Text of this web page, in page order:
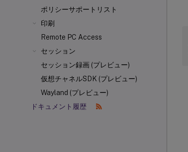
ポリシーサポートリスト
印刷
Remote PC Access
セッション
セッション録画 (プレビュー)
仮想チャネルSDK (プレビュー)
Wayland (プレビュー)
ドキュメント履歴